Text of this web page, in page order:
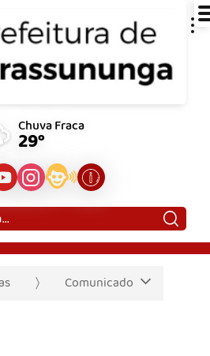
Chuva Fraca
29°
Comunicado